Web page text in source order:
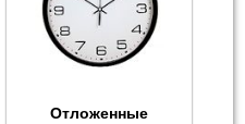
Отложенные